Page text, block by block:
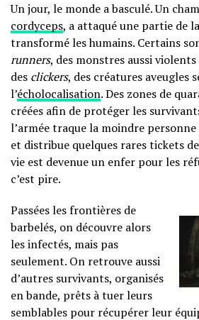
Un jour, le monde a basculé. Un
cordyceps, a attaqué une partie de
transformé les humains. Certains
runners, des monstres aussi
des clickers, des créatures aveugles
l’écholocalisation. Des zones de
créées afin de protéger les
l’armée traque la moindre
et distribue quelques rares tickets
vie est devenue un enfer pour les
c’est pire.
Passées les frontières de
barbelés, on découvre alors
les infectés, mais pas
seulement. On retrouve aussi
d’autres survivants, organisés
en bande, prêts à tuer leurs
semblables pour récupérer leur